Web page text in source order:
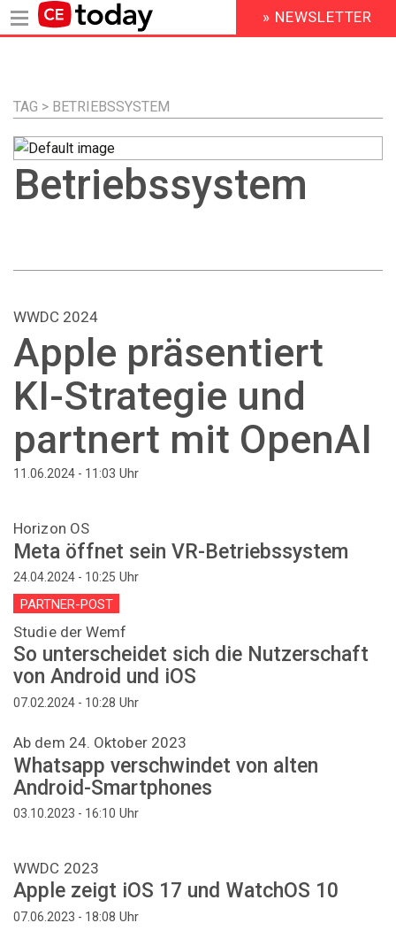
Inhalt
HEADER
MENU
» NEWSLETTER
TAG > BETRIEBSSYSTEM
Betriebssystem
WWDC 2024
Apple präsentiert
KI-Strategie und
partnert mit OpenAI
11.06.2024 - 11:03 Uhr
Horizon OS
Meta öffnet sein VR-Betriebssystem
24.04.2024 - 10:25 Uhr
PARTNER-POST
Studie der Wemf
So unterscheidet sich die Nutzerschaft
von Android und iOS
07.02.2024 - 10:28 Uhr
Ab dem 24. Oktober 2023
Whatsapp verschwindet von alten
Android-Smartphones
03.10.2023 - 16:10 Uhr
WWDC 2023
Apple zeigt iOS 17 und WatchOS 10
07.06.2023 - 18:08 Uhr